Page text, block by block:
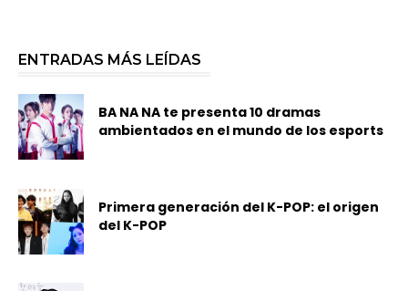
ENTRADAS MÁS LEÍDAS
BA NA NA te presenta 10 dramas
ambientados en el mundo de los esports
Primera generación del K-POP: el origen
del K-POP